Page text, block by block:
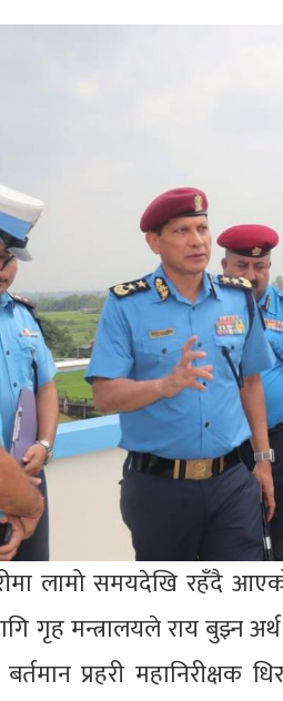
लामो समयदेखि रहँदै
गृह मन्त्रालयले राय बुझ्न
प्रहरी